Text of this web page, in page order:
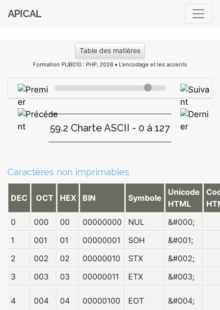
APICAL
Table des matières
Formation PUB010 : PHP, 2026 ♦ L'encodage et les accents
59.2 Charte ASCII - 0 à 127
Caractères non imprimables
DEC OCT HEX BIN Symbole
Unicode
HTML
0
000 00 00000000 NUL
&#000;
1
001 01 00000001 SOH
&#001;
2
002 02 00000010 STX
&#002;
3
003 03 00000011 ETX &#003;
4 004 04 00000100 EOT &#004;